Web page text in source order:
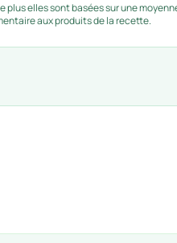
elles sont basées sur une
aux produits de la recette.